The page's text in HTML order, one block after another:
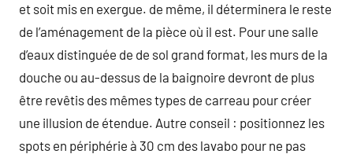
et soit mis en exergue. de même, il déterminera le reste
de l’aménagement de la pièce où il est. Pour une salle
d’eaux distinguée de de sol grand format, les murs de la
douche ou au-dessus de la baignoire devront de plus
être revêtis des mêmes types de carreau pour créer
une illusion de étendue. Autre conseil : positionnez les
spots en périphérie à 30 cm des lavabo pour ne pas